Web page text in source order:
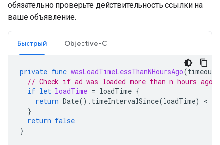
обязательно проверьте действительность ссылки на
ваше объявление.
Быстрый Objective-C
private func wasLoadTimeLessThanNHoursAgo(
// Check if ad was loaded more than n hours ago.
if let loadTime = loadTime {
return Date(). timeIntervalSince(loadTime) <
}
return false
}